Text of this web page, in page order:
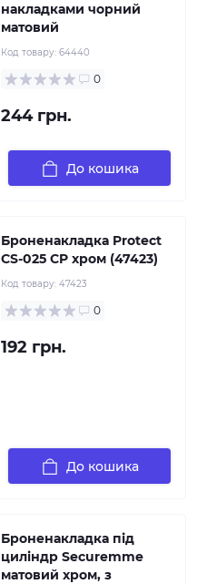
накладками чорний
матовий
Код товару: 64440
0
244 грн.
До кошика
Броненакладка Protect
CS-025 CP хром (47423)
Код товару: 47423
0
192 грн.
До кошика
Броненакладка під
циліндр Securemme
матовий хром, з